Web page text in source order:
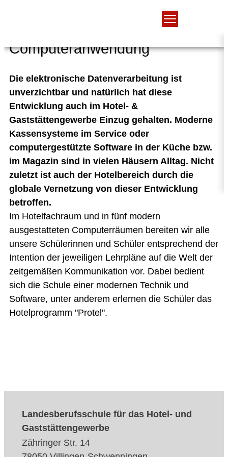
Computeranwendung
Die elektronische Datenverarbeitung ist
unverzichtbar und natürlich hat diese
Entwicklung auch im Hotel- &
Gaststättengewerbe Einzug gehalten. Moderne
Kassensysteme im Service oder
computergestützte Software in der Küche bzw.
im Magazin sind in vielen Häusern Alltag. Nicht
zuletzt ist auch der Hotelbereich durch die
globale Vernetzung von dieser Entwicklung
betroffen.
Im Hotelfachraum und in fünf modern
ausgestatteten Computerräumen bereiten wir alle
unsere Schülerinnen und Schüler entsprechend der
Intention der jeweiligen Lehrpläne auf die Welt der
zeitgemäßen Kommunikation vor. Dabei bedient
sich die Schule einer modernen Technik und
Software, unter anderem erlernen die Schüler das
Hotelprogramm "Protel".
Landesberufsschule für das Hotel- und
Gaststättengewerbe
Zähringer Str. 14